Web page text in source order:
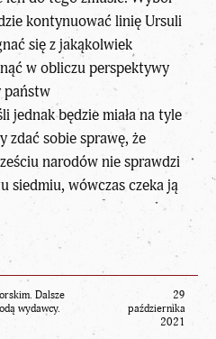
kontynuować linię Ursuli
się z jakąkolwiek
w obliczu perspektywy
państw
jednak będzie miała na tyle
zdać sobie sprawę, że
narodów nie sprawdzi
siedmiu, wówczas czeka ją
Dalsze
wydawcy.
29
października
2021